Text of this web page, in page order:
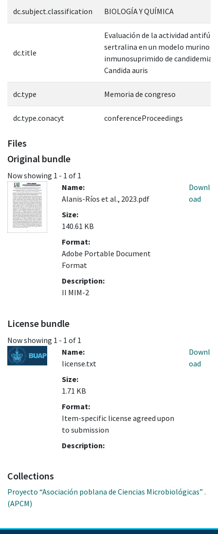
dc.subject.classification BIOLOGÍA Y QUÍMICA
dc.title
Evaluación de la actividad
sertralina en un modelo murino
inmunosuprimido de candidemia
Candida auris
dc.type Memoria de congreso
dc.type.conacyt conferenceProceedings
Files
Original bundle
Now showing 1 - 1 of 1
Name:
Alanis-Ríos et al., 2023.pdf
Size:
140.61 KB
Format:
Adobe Portable Document
Format
Description:
II MIM-2
Downl
oad
License bundle
Now showing 1 - 1 of 1
Name:
license.txt
Size:
1.71 KB
Format:
Item-specific license agreed upon
to submission
Description:
Downl
oad
Collections
Proyecto “Asociación poblana de Ciencias Microbiológicas” .
(APCM)